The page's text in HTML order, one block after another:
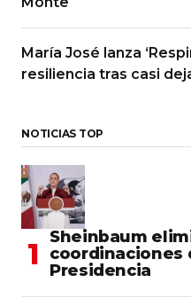
María José lanza
resiliencia tras casi
NOTICIAS TOP
Sheinbaum
coordinaciones
Presidencia